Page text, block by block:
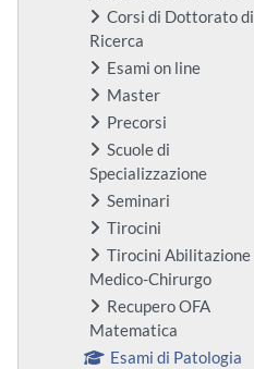
Corsi di Dottorato di
Ricerca
Esami on line
Master
Precorsi
Scuole di
Specializzazione
Seminari
Tirocini
Tirocini Abilitazione
Medico-Chirurgo
Recupero OFA
Matematica
Esami di Patologia